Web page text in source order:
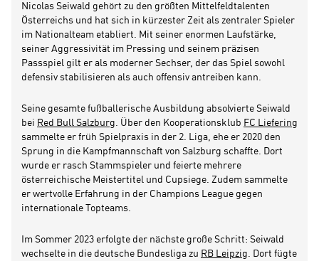
Nicolas Seiwald gehört zu den größten Mittelfeldtalenten
Österreichs und hat sich in kürzester Zeit als zentraler Spieler
im Nationalteam etabliert. Mit seiner enormen Laufstärke,
seiner Aggressivität im Pressing und seinem präzisen
Passspiel gilt er als moderner Sechser, der das Spiel sowohl
defensiv stabilisieren als auch offensiv antreiben kann.
Seine gesamte fußballerische Ausbildung absolvierte Seiwald
bei Red Bull Salzburg . Über den Kooperationsklub FC Liefering
sammelte er früh Spielpraxis in der 2. Liga, ehe er 2020 den
Sprung in die Kampfmannschaft von Salzburg schaffte. Dort
wurde er rasch Stammspieler und feierte mehrere
österreichische Meistertitel und Cupsiege. Zudem sammelte
er wertvolle Erfahrung in der Champions League gegen
internationale Topteams.
Im Sommer 2023 erfolgte der nächste große Schritt: Seiwald
wechselte in die deutsche Bundesliga zu RB Leipzig . Dort fügte